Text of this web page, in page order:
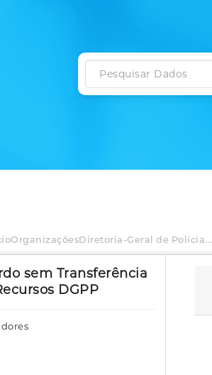
OrganizaçõesDiretoria-Geral de Polícia...
sem Transferência
DGPP